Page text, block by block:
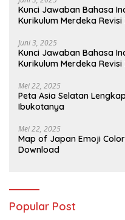
Kunci Jawaban Bahasa
Kurikulum Merdeka Revisi
Juni 3, 2025
Kunci Jawaban Bahasa
Kurikulum Merdeka Revisi
Mei 22, 2025
Peta Asia Selatan
Ibukotanya
Mei 22, 2025
Map of Japan Emoji
Download
Popular Post